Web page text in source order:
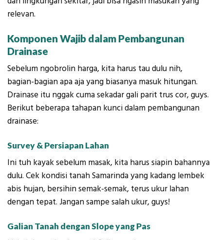
relevan.
Komponen Wajib dalam Pembangunan
Drainase
Sebelum ngobrolin harga, kita harus tau dulu nih,
bagian-bagian apa aja yang biasanya masuk hitungan.
Drainase itu nggak cuma sekadar gali parit trus cor, guys.
Berikut beberapa tahapan kunci dalam pembangunan
drainase:
Survey & Persiapan Lahan
Ini tuh kayak sebelum masak, kita harus siapin bahannya
dulu. Cek kondisi tanah Samarinda yang kadang lembek
abis hujan, bersihin semak-semak, terus ukur lahan
dengan tepat. Jangan sampe salah ukur, guys!
Galian Tanah dengan Slope yang Pas